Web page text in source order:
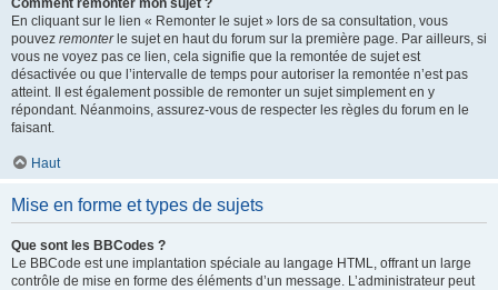
Comment remonter mon sujet ?
En cliquant sur le lien « Remonter le sujet » lors de sa consultation, vous
pouvez remonterle sujet en haut du forum sur la première page. Par ailleurs, si
vous ne voyez pas ce lien, cela signifie que la remontée de sujet est
désactivée ou que l’intervalle de temps pour autoriser la remontée n’est pas
atteint. Il est également possible de remonter un sujet simplement en y
répondant. Néanmoins, assurez-vous de respecter les règles du forum en le
faisant.
Haut
Mise en forme et types de sujets
Que sont les BBCodes ?
Le BBCode est une implantation spéciale au langage HTML, offrant un large
contrôle de mise en forme des éléments d’un message. L’administrateur peut